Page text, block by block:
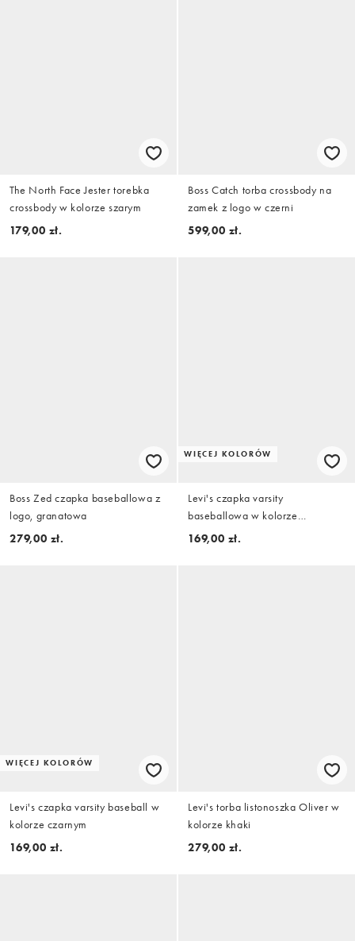
The North Face Jester torebka
crossbody w kolorze szarym
179,00 zł.
Boss Catch torba crossbody na
zamek z logo w czerni
599,00 zł.
Boss Zed czapka baseballowa z
logo, granatowa
279,00 zł.
WIĘCEJ KOLORÓW
Levi's czapka varsity
baseballowa w kolorze
brązowym
169,00 zł.
WIĘCEJ KOLORÓW
Levi's czapka varsity baseball w
kolorze czarnym
169,00 zł.
Levi's torba listonoszka Oliver w
kolorze khaki
279,00 zł.